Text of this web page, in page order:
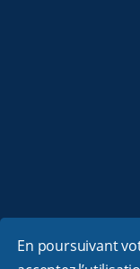
En poursuivant